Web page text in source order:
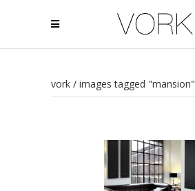
vork / images tagged "mansion"